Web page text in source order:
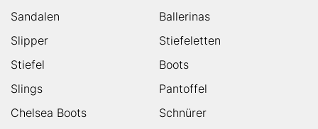
Sandalen
Ballerinas
Slipper
Stiefeletten
Stiefel
Boots
Slings
Pantoffel
Chelsea Boots
Schnürer